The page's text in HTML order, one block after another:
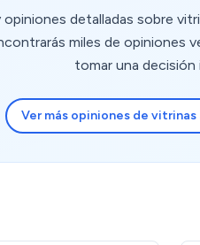
opiniones detalladas sobre
miles de opiniones
tomar una decisión
Ver más opiniones de vitrinas